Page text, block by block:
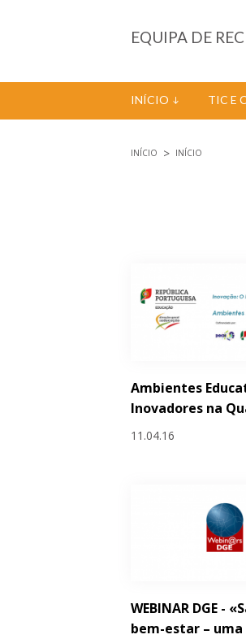
EQUIPA DE
INÍCIO TIC E
INÍCIO INÍCIO
Ambientes
Inovadores na
11.04.16
WEBINAR DGE -
bem-estar – uma
Páginas